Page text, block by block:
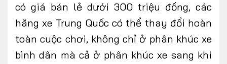
có giá bán lẻ dưới 300 triệu đồng, các
hãng xe Trung Quốc có thể thay đổi hoàn
toàn cuộc chơi, không chỉ ở phân khúc xe
bình dân mà cả ở phân khúc xe sang khi